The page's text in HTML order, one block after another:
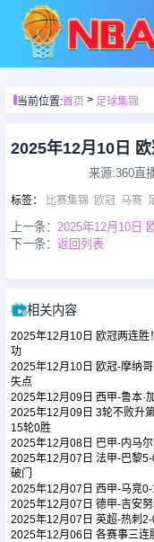
首页
足球直播
篮球直播
足球录像
篮球集锦
足球新闻
篮球新闻
当前位置:首页> 足球集锦
来源:360直
标签： 比赛集锦 欧冠 马赛
上一条：
下一条： 返回列表
相关内容
2025年12月10日 欧冠两连胜
功
2025年12月10日 欧冠-摩纳
失点
2025年12月09日 西甲-鲁本·
2025年12月09日 3轮不败升
15轮0胜
2025年12月08日 巴甲-内马
2025年12月07日 法甲-巴黎
破门
2025年12月07日 西甲-马竞
2025年12月07日 德甲-吉安
2025年12月07日 英超-热刺
2025年12月06日 各赛事三连